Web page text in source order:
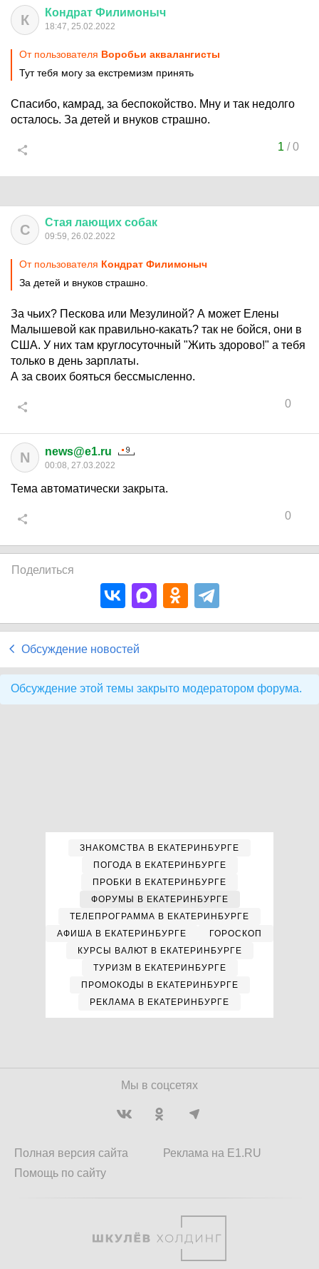
К Кондрат Филимоныч
18:47, 25.02.2022
От пользователя Воробьи аквалангисты
Тут тебя могу за екстремизм принять
Спасибо, камрад, за беспокойство. Мну и так недолго
осталось. За детей и внуков страшно.
1 /0
С Стая лающих собак
09:59, 26.02.2022
От пользователя Кондрат Филимоныч
За детей и внуков страшно.
За чьих? Пескова или Мезулиной? А может Елены
Малышевой как правильно-какать? так не бойся, они в
США. У них там круглосуточный "Жить здорово!" а тебя
только в день зарплаты.
А за своих бояться бессмысленно.
0
N news@e1.ru
00:08, 27.03.2022
Тема автоматически закрыта.
0
Поделиться
Обсуждение новостей
Обсуждение этой темы закрыто модератором форума.
ЗНАКОМСТВА В ЕКАТЕРИНБУРГЕ
ПОГОДА В ЕКАТЕРИНБУРГЕ
ПРОБКИ В ЕКАТЕРИНБУРГЕ
ФОРУМЫ В ЕКАТЕРИНБУРГЕ
ТЕЛЕПРОГРАММА В ЕКАТЕРИНБУРГЕ
АФИША В ЕКАТЕРИНБУРГЕ
ГОРОСКОП
КУРСЫ ВАЛЮТ В ЕКАТЕРИНБУРГЕ
ТУРИЗМ В ЕКАТЕРИНБУРГЕ
ПРОМОКОДЫ В ЕКАТЕРИНБУРГЕ
РЕКЛАМА В ЕКАТЕРИНБУРГЕ
Мы в соцсетях
Полная версия сайта
Помощь по сайту
Реклама на E1.RU